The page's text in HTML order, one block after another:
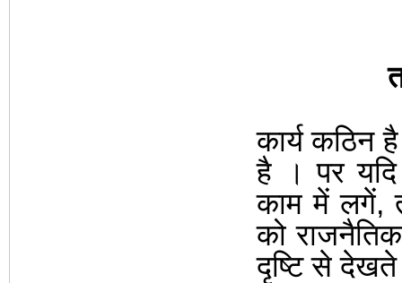
कार्य कठिन
है
।पर
काम में लगें,
को
दृष्टि से